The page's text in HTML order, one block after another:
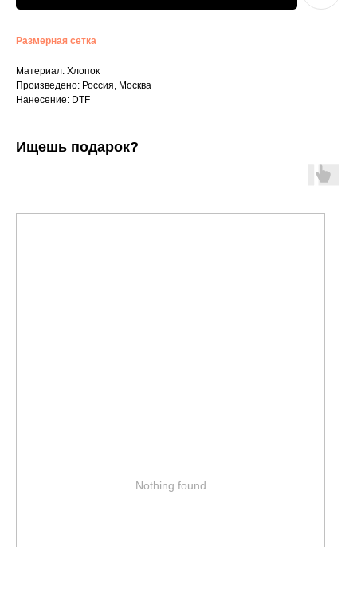
Размерная сетка
Материал: Хлопок
Произведено: Россия, Москва
Нанесение: DTF
Ищешь подарок?
Nothing found